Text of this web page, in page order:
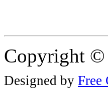
Copyright ©
Designed by Free